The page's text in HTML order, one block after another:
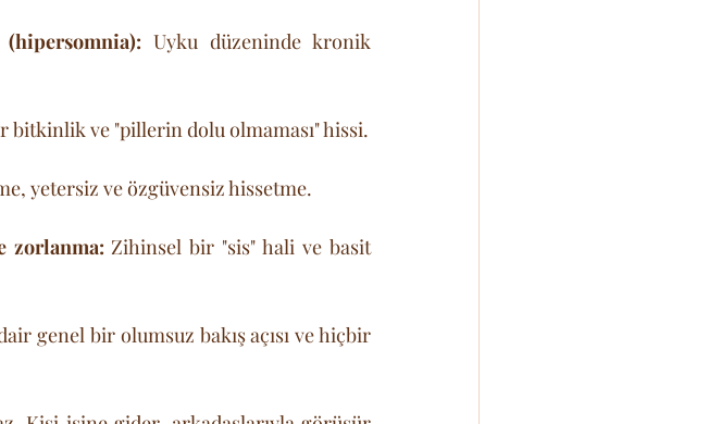
Uyku düzeninde kronik
bitkinlik ve "pillerin dolu olmaması" hissi.
yetersiz ve özgüvensiz hissetme.
zorlanma: Zihinsel bir "sis" hali ve basit
genel bir olumsuz bakış açısı ve hiçbir